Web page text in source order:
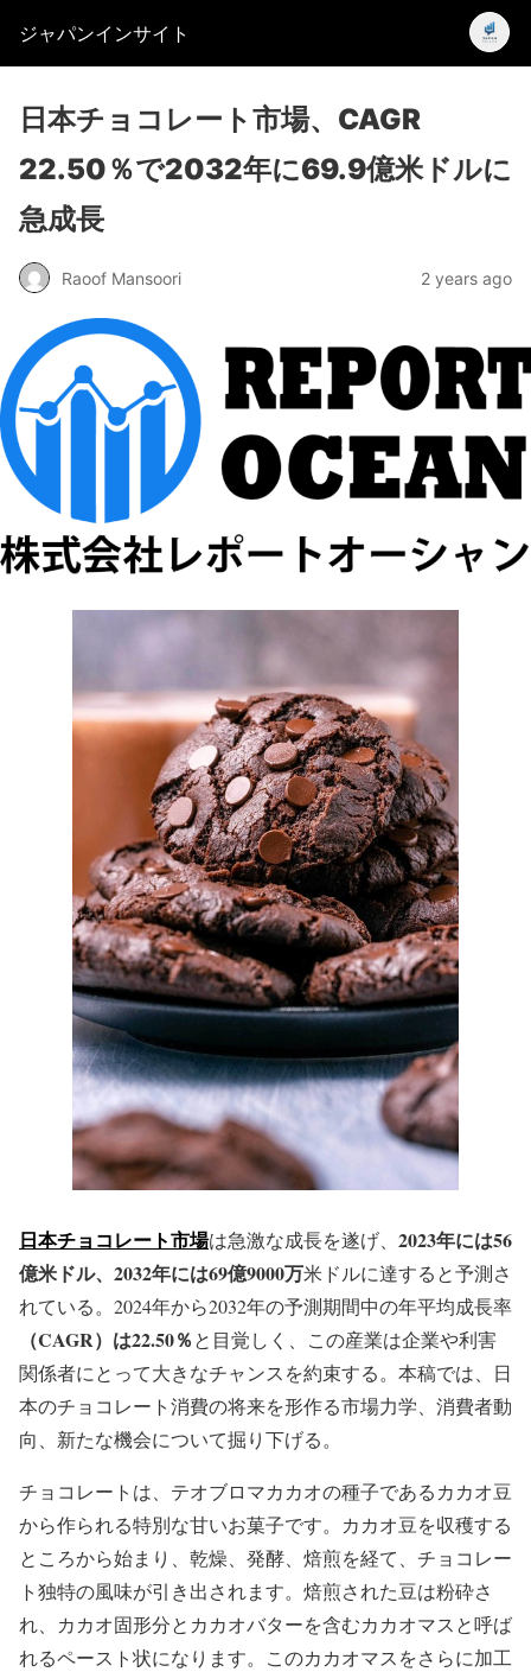
ジャパンインサイト
日本チョコレート市場、CAGR
22.50％で2032年に69.9億米ドルに
急成長
Raoof Mansoori 2 years ago
日本チョコレート市場は急激な成長を遂げ、 2023年には56
億米ドル、2032年には69億9000万米ドルに達すると予測さ
れている。2024年から2032年の予測期間中の年平均成長率
（CAGR）は22.50％と目覚しく、この産業は企業や利害
関係者にとって大きなチャンスを約束する。本稿では、日
本のチョコレート消費の将来を形作る市場力学、消費者動
向、新たな機会について掘り下げる。
チョコレートは、テオブロマカカオの種子であるカカオ豆
から作られる特別な甘いお菓子です。カカオ豆を収穫する
ところから始まり、乾燥、発酵、焙煎を経て、チョコレー
ト独特の風味が引き出されます。焙煎された豆は粉砕さ
れ、カカオ固形分とカカオバターを含むカカオマスと呼ば
れるペースト状になります。このカカオマスをさらに加工